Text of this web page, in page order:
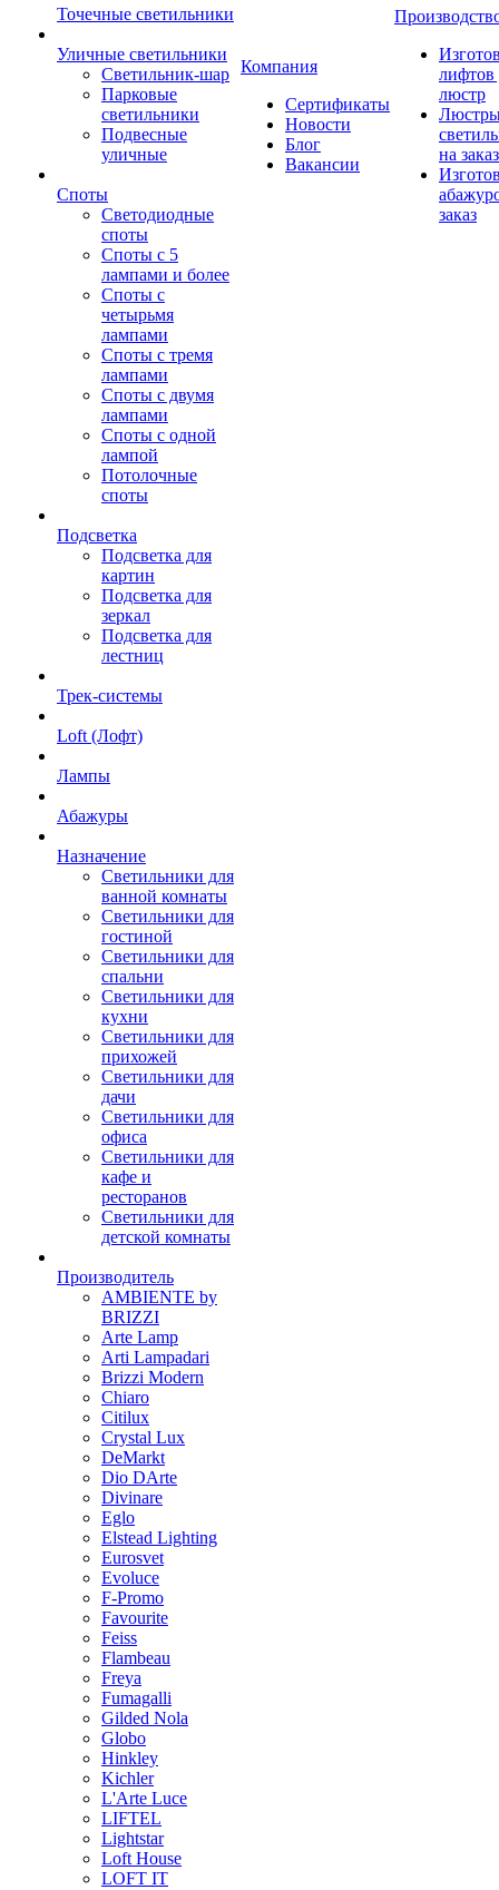
Точечные светильники
Уличные светильники
Светильник-шар
Парковые
светильники
Подвесные
уличные
Споты
Светодиодные
споты
Споты с 5
лампами и более
Споты с
четырьмя
лампами
Споты с тремя
лампами
Споты с двумя
лампами
Споты с одной
лампой
Потолочные
споты
Подсветка
Подсветка для
картин
Подсветка для
зеркал
Подсветка для
лестниц
Трек-системы
Loft (Лофт)
Лампы
Абажуры
Назначение
Светильники для
ванной комнаты
Светильники для
гостиной
Светильники для
спальни
Светильники для
кухни
Светильники для
прихожей
Светильники для
дачи
Светильники для
офиса
Светильники для
кафе и
ресторанов
Светильники для
детской комнаты
Производитель
AMBIENTE by
BRIZZI
Arte Lamp
Arti Lampadari
Brizzi Modern
Chiaro
Citilux
Crystal Lux
DeMarkt
Dio DArte
Divinare
Eglo
Elstead Lighting
Eurosvet
Evoluce
F-Promo
Favourite
Feiss
Flambeau
Freya
Fumagalli
Gilded Nola
Globo
Hinkley
Kichler
L'Arte Luce
LIFTEL
Lightstar
Loft House
LOFT IT
Компания
Сертификаты
Новости
Блог
Вакансии
лифтов
люстр
на заказ
заказ